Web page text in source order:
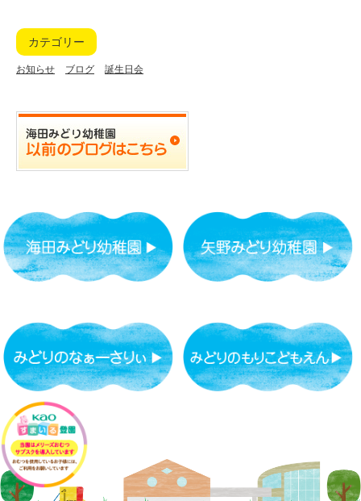
カテゴリー
お知らせ ブログ 誕生日会